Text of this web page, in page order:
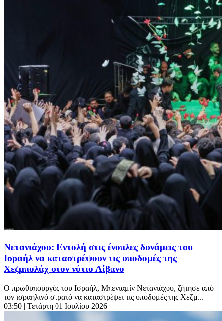
Νετανιάχου: Εντολή στις ένοπλες δυνάμεις του
Ισραήλ να καταστρέψουν τις υποδομές της
Χεζμπολάχ στον νότιο Λίβανο
Ο πρωθυπουργός του Ισραήλ, Μπενιαμίν Νετανιάχου, ζήτησε από
τον ισραηλινό στρατό να καταστρέψει τις υποδομές της Χεζμ...
03:50 | Τετάρτη 01 Ιουλίου 2026